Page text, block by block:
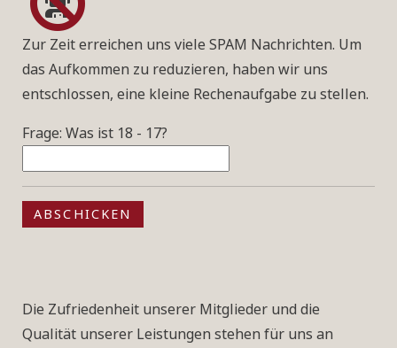
Zur Zeit erreichen uns viele SPAM Nachrichten. Um
das Aufkommen zu reduzieren, haben wir uns
entschlossen, eine kleine Rechenaufgabe zu stellen.
Frage: Was ist 18 - 17?
ABSCHICKEN
Die Zufriedenheit unserer Mitglieder und die
Qualität unserer Leistungen stehen für uns an